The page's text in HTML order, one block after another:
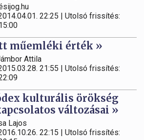
22:25 | Utolsó frissítés:
műemléki érték »
Attila
21:55 | Utolsó frissítés:
kulturális örökség
változásai »
Lajos
22:15 | Utolsó frissítés: